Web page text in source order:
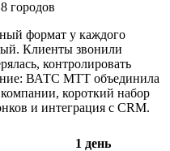
городов
формат у каждого
Клиенты звонили
контролировать
ВАТС МТТ объединила
короткий набор
и интеграция с CRM.
1 день